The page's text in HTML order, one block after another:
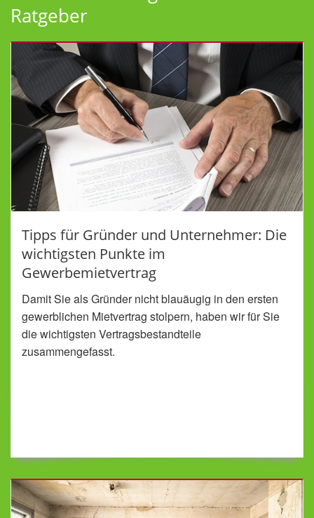
Ratgeber
Tipps für Gründer und Unternehmer: Die
wichtigsten Punkte im
Gewerbemietvertrag
Damit Sie als Gründer nicht blauäugig in den ersten
gewerblichen Mietvertrag stolpern, haben wir für Sie
die wichtigsten Vertragsbestandteile
zusammengefasst.